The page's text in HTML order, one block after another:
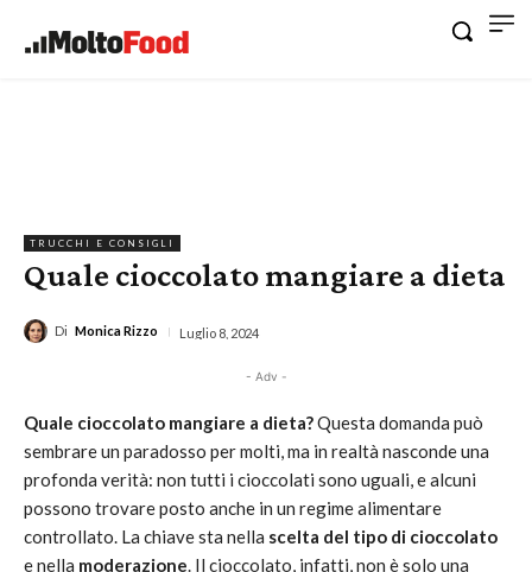
TRUCCHI E CONSIGLI
Quale cioccolato mangiare a dieta
Di Monica Rizzo Luglio 8, 2024
- Adv -
Quale cioccolato mangiare a dieta?Questa domanda può
sembrare un paradosso per molti, ma in realtà nasconde una
profonda verità: non tutti i cioccolati sono uguali, e alcuni
possono trovare posto anche in un regime alimentare
controllato. La chiave sta nella scelta del tipo di cioccolato
e nella moderazione. Il cioccolato, infatti, non è solo una